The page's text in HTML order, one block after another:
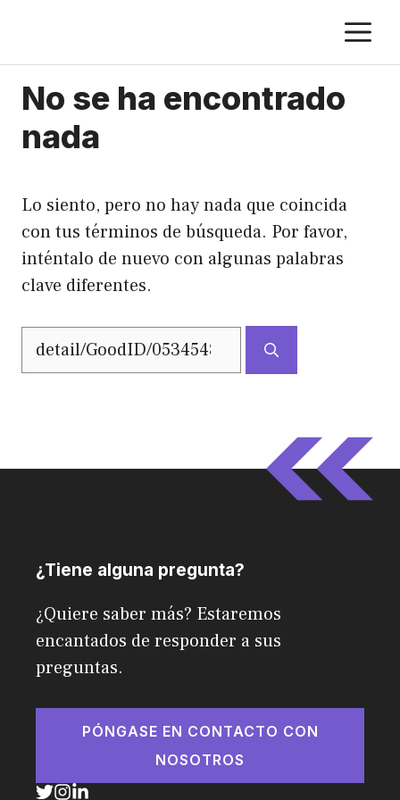
contenido
No se ha encontrado
nada
Lo siento, pero no hay nada que coincida
con tus términos de búsqueda. Por favor,
inténtalo de nuevo con algunas palabras
clave diferentes.
Buscar:
¿Tiene alguna pregunta?
¿Quiere saber más? Estaremos
encantados de responder a sus
preguntas.
PÓNGASE EN CONTACTO CON
NOSOTROS